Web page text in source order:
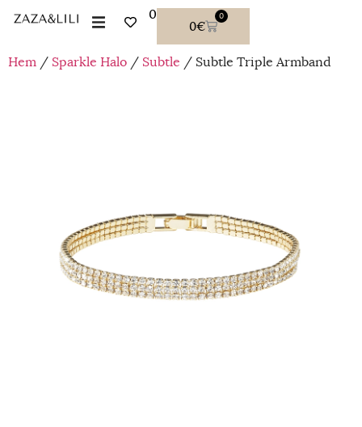
0
0€
0
Hem / Sparkle Halo / Subtle / Subtle Triple Armband